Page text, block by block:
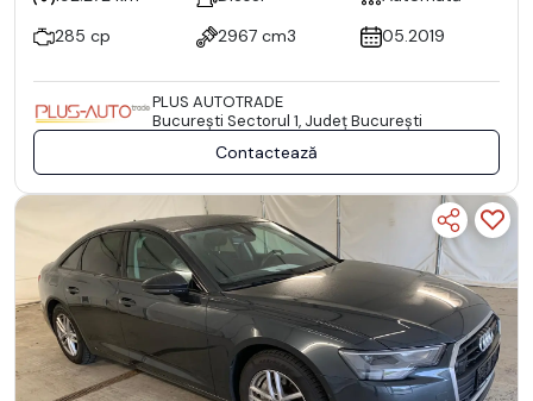
285 cp
2967 cm3 05.2019
PLUS AUTOTRADE
Bucureşti Sectorul 1, Județ București
Contactează